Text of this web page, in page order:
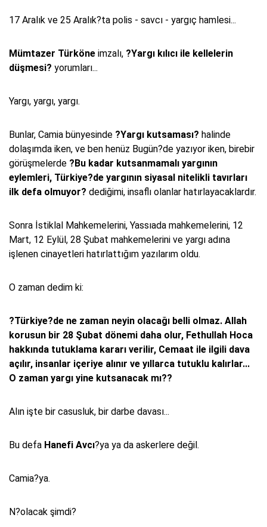
17 Aralık ve 25 Aralık?ta polis - savcı - yargıç hamlesi...
Mümtazer Türköne imzalı, ?Yargı kılıcı ile kellelerin
düşmesi? yorumları...
Yargı, yargı, yargı.
Bunlar, Camia bünyesinde ?Yargı kutsaması? halinde
dolaşımda iken, ve ben henüz Bugün?de yazıyor iken, birebir
görüşmelerde ?Bu kadar kutsanmamalı yargının
eylemleri, Türkiye?de yargının siyasal nitelikli tavırları
ilk defa olmuyor? dediğimi, insaflı olanlar hatırlayacaklardır.
Sonra İstiklal Mahkemelerini, Yassıada mahkemelerini, 12
Mart, 12 Eylül, 28 Şubat mahkemelerini ve yargı adına
işlenen cinayetleri hatırlattığım yazılarım oldu.
O zaman dedim ki:
?Türkiye?de ne zaman neyin olacağı belli olmaz. Allah
korusun bir 28 Şubat dönemi daha olur, Fethullah Hoca
hakkında tutuklama kararı verilir, Cemaat ile ilgili dava
açılır, insanlar içeriye alınır ve yıllarca tutuklu kalırlar...
O zaman yargı yine kutsanacak mı??
Alın işte bir casusluk, bir darbe davası...
Bu defa Hanefi Avcı?ya ya da askerlere değil.
Camia?ya.
N?olacak şimdi?